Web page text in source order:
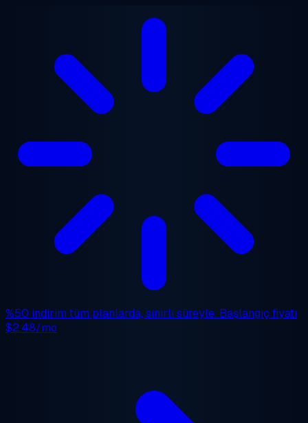
%50 indirim tüm planlarda, sınırlı süreyle. Başlangıç fiyatı
$2.48/mo